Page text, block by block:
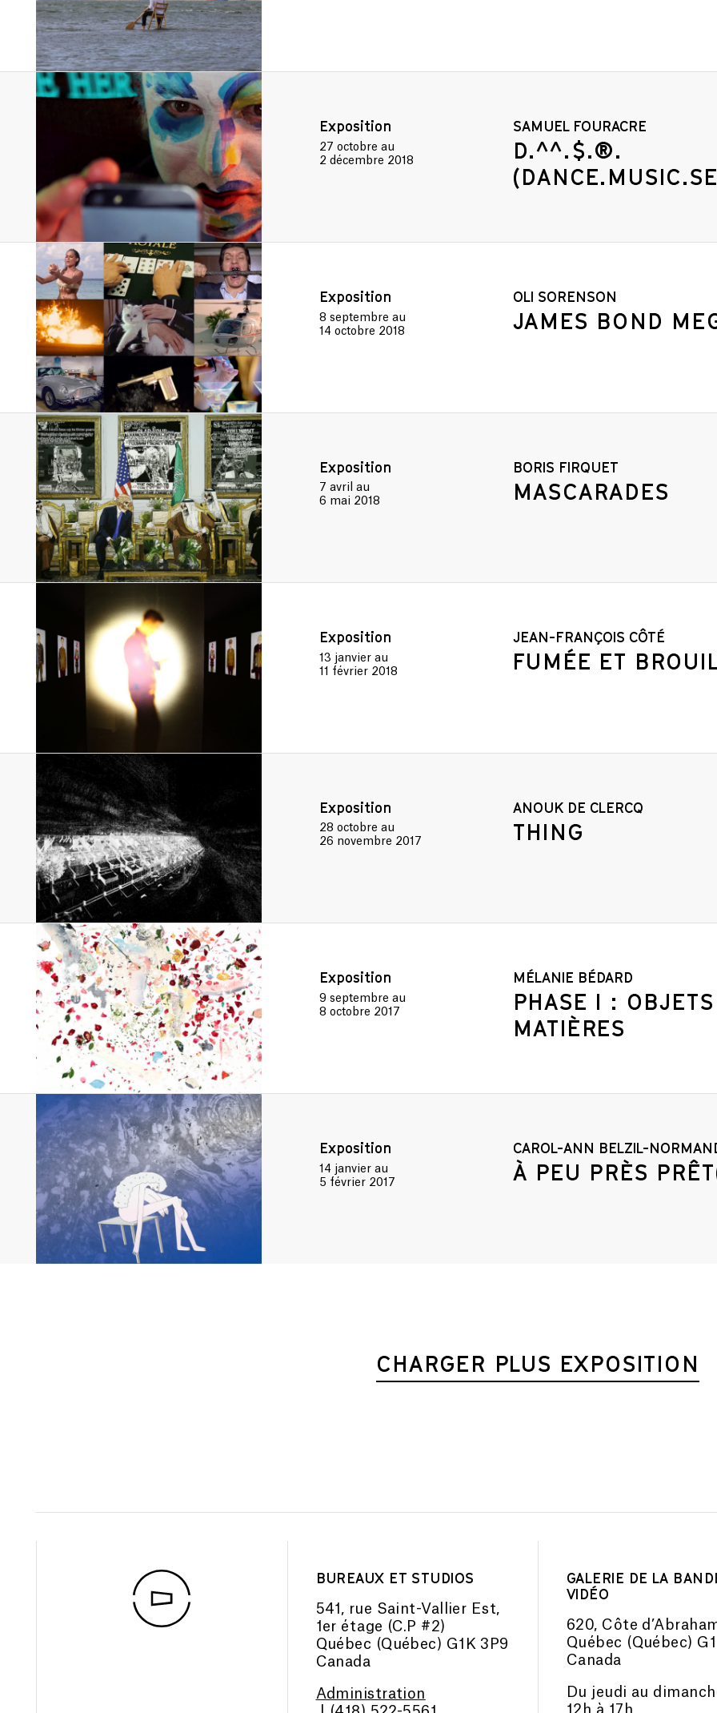
Exposition
27 octobreau
2 décembre 2018
SAMUEL FOURACRE
D.^^.$.®.
Exposition
8 septembreau
14 octobre 2018
OLI SORENSON
JAMES BOND
Exposition
7 avrilau
6 mai 2018
BORIS FIRQUET
MASCARADES
Exposition
13 janvierau
11 février 2018
JEAN-FRANÇOIS CÔTÉ
FUMÉE ET
Exposition
28 octobreau
26 novembre 2017
ANOUK DE CLERCQ
THING
Exposition
9 septembreau
8 octobre 2017
MÉLANIE BÉDARD
PHASE I : OBJETS
MATIÈRES
Exposition
14 janvierau
5 février 2017
CAROL-ANN BELZIL-
À PEU PRÈS
CHARGER PLUS EXPOSITION
BUREAUX ET STUDIOS
541, rue Saint-Vallier Est,
1er étage (C.P #2)
Québec (Québec) G1K 3P9
Canada
Administration
GALERIE DE LA
VIDÉO
620, Côte
Québec (Québec)
Canada
Du jeudi au
12h à 17h